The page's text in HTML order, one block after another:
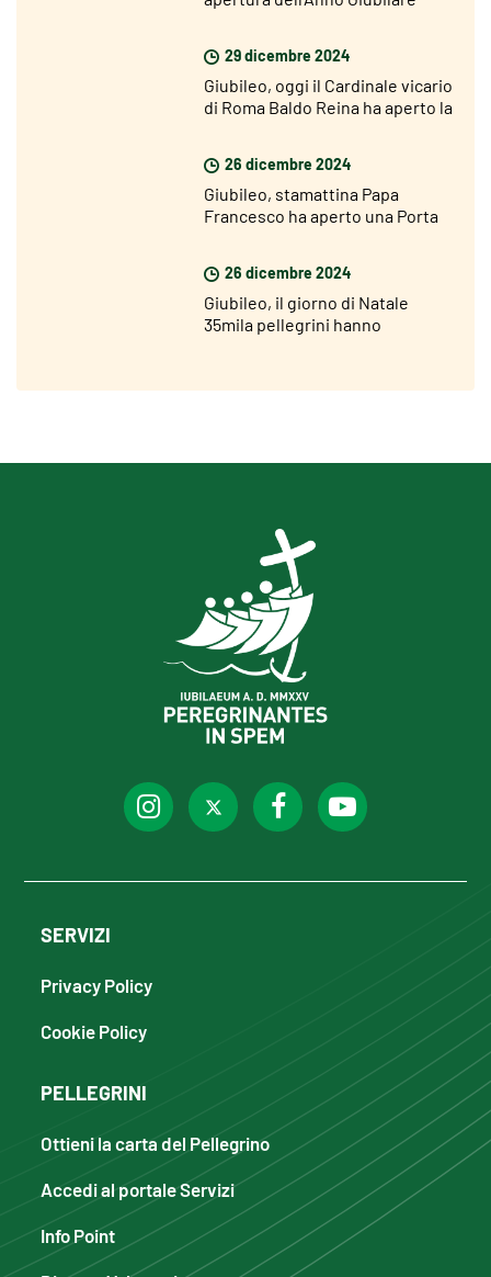
29 dicembre 2024
Giubileo, oggi il Cardinale vicario
di Roma Baldo Reina ha aperto la
26 dicembre 2024
Giubileo, stamattina Papa
Francesco ha aperto una Porta
26 dicembre 2024
Giubileo, il giorno di Natale
35mila pellegrini hanno
SERVIZI
Privacy Policy
Cookie Policy
PELLEGRINI
Ottieni la carta del Pellegrino
Accedi al portale Servizi
Info Point